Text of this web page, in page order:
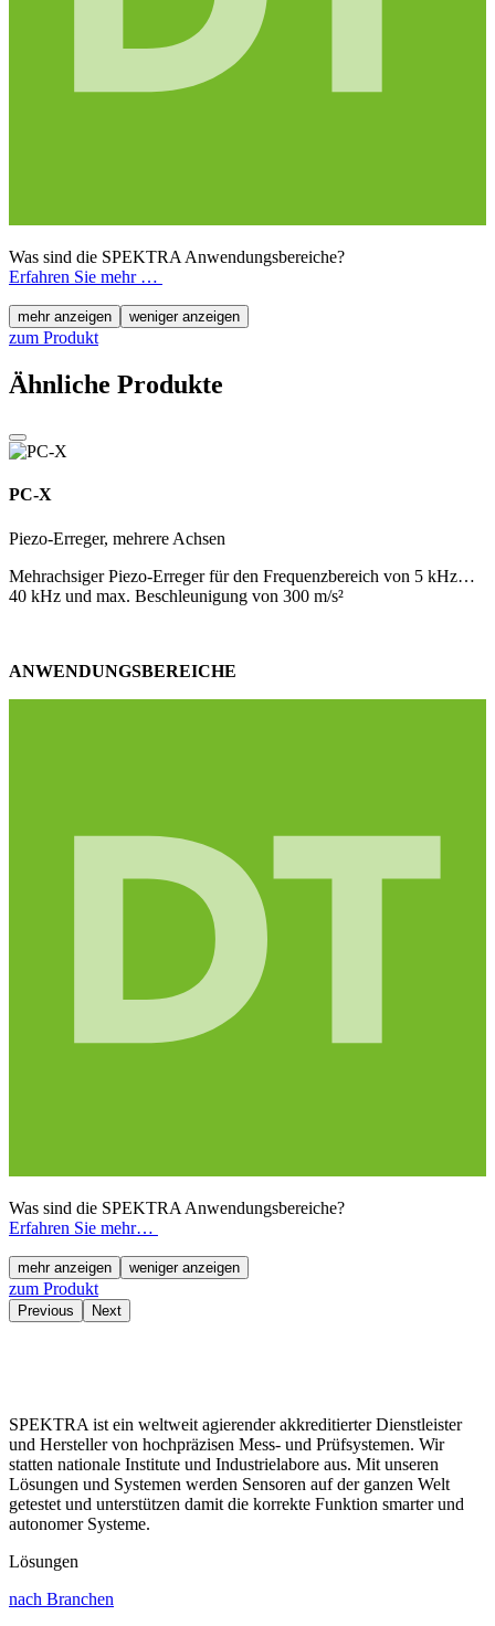
Was sind die SPEKTRA Anwendungsbereiche?
Erfahren Sie mehr …
mehr anzeigen weniger anzeigen
zum Produkt
Ähnliche Produkte
PC-X
Piezo-Erreger, mehrere Achsen
Mehrachsiger Piezo-Erreger für den Frequenzbereich von 5 kHz…
40 kHz und max. Beschleunigung von 300 m/s²
ANWENDUNGSBEREICHE
Was sind die SPEKTRA Anwendungsbereiche?
Erfahren Sie mehr…
mehr anzeigen weniger anzeigen
zum Produkt
Previous Next
SPEKTRA ist ein weltweit agierender akkreditierter Dienstleister
und Hersteller von hochpräzisen Mess- und Prüfsystemen. Wir
statten nationale Institute und Industrielabore aus. Mit unseren
Lösungen und Systemen werden Sensoren auf der ganzen Welt
getestet und unterstützen damit die korrekte Funktion smarter und
autonomer Systeme.
Lösungen
nach Branchen